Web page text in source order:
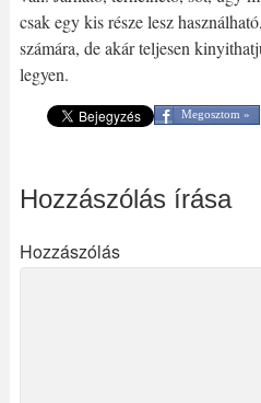
csak egy kis része lesz
számára, de akár teljesen
legyen.
Megosztom »
Hozzászólás írása
Hozzászólás